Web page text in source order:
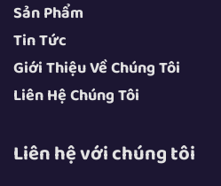
Sản Phẩm
Tin Tức
Giới Thiệu Về Chúng Tôi
Liên Hệ Chúng Tôi
Liên hệ với chúng tôi